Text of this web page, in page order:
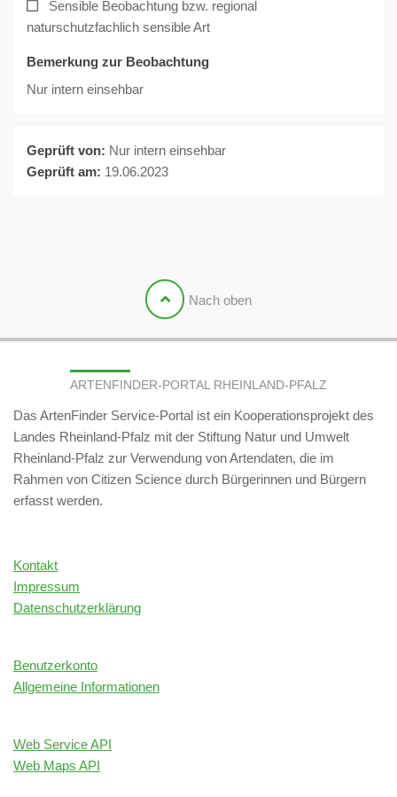
Sensible Beobachtung bzw. regional
naturschutzfachlich sensible Art
Bemerkung zur Beobachtung
Nur intern einsehbar
Geprüft von: Nur intern einsehbar
Geprüft am: 19.06.2023
Nach oben
ARTENFINDER-PORTAL RHEINLAND-PFALZ
Das ArtenFinder Service-Portal ist ein Kooperationsprojekt des
Landes Rheinland-Pfalz mit der Stiftung Natur und Umwelt
Rheinland-Pfalz zur Verwendung von Artendaten, die im
Rahmen von Citizen Science durch Bürgerinnen und Bürgern
erfasst werden.
Kontakt
Impressum
Datenschutzerklärung
Benutzerkonto
Allgemeine Informationen
Web Service API
Web Maps API